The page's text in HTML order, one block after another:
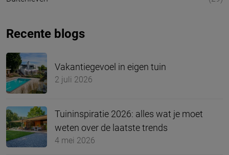
Recente blogs
Vakantiegevoel in eigen tuin
2 juli 2026
Tuininspiratie 2026: alles wat je moet
weten over de laatste trends
4 mei 2026